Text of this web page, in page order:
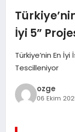
DÜNYA
EĞITIM
EKONOMI
MAGAZIN
İyi 5”
Türkiye’nin En
Tescilleniyor
ozge
06 Ekim